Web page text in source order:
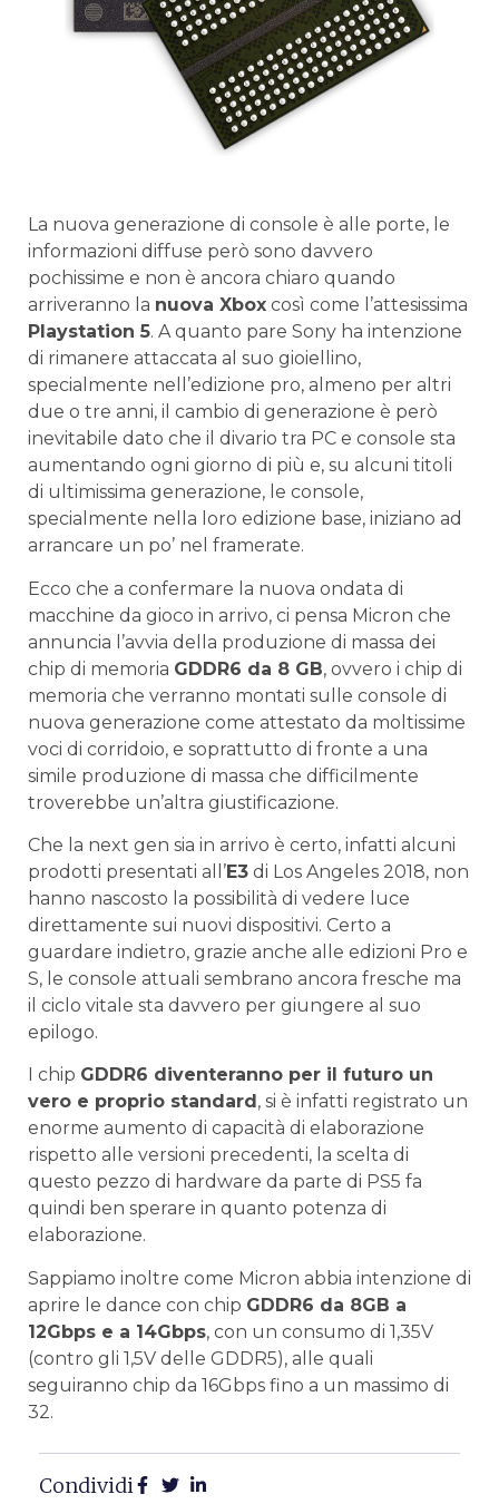
La nuova generazione di console è alle porte, le
informazioni diffuse però sono davvero
pochissime e non è ancora chiaro quando
arriveranno la nuova Xbox così come l’attesissima
Playstation 5. A quanto pare Sony ha intenzione
di rimanere attaccata al suo gioiellino,
specialmente nell’edizione pro, almeno per altri
due o tre anni, il cambio di generazione è però
inevitabile dato che il divario tra PC e console sta
aumentando ogni giorno di più e, su alcuni titoli
di ultimissima generazione, le console,
specialmente nella loro edizione base, iniziano ad
arrancare un po’ nel framerate.
Ecco che a confermare la nuova ondata di
macchine da gioco in arrivo, ci pensa Micron che
annuncia l’avvia della produzione di massa dei
chip di memoria GDDR6 da 8 GB, ovvero i chip di
memoria che verranno montati sulle console di
nuova generazione come attestato da moltissime
voci di corridoio, e soprattutto di fronte a una
simile produzione di massa che difficilmente
troverebbe un’altra giustificazione.
Che la next gen sia in arrivo è certo, infatti alcuni
prodotti presentati all’E3 di Los Angeles 2018, non
hanno nascosto la possibilità di vedere luce
direttamente sui nuovi dispositivi. Certo a
guardare indietro, grazie anche alle edizioni Pro e
S, le console attuali sembrano ancora fresche ma
il ciclo vitale sta davvero per giungere al suo
epilogo.
I chip GDDR6 diventeranno per il futuro un
vero e proprio standard , si è infatti registrato un
enorme aumento di capacità di elaborazione
rispetto alle versioni precedenti, la scelta di
questo pezzo di hardware da parte di PS5 fa
quindi ben sperare in quanto potenza di
elaborazione.
Sappiamo inoltre come Micron abbia intenzione di
aprire le dance con chip GDDR6 da 8GB a
12Gbps e a 14Gbps, con un consumo di 1,35V
(contro gli 1,5V delle GDDR5), alle quali
seguiranno chip da 16Gbps fino a un massimo di
32.
Condividi